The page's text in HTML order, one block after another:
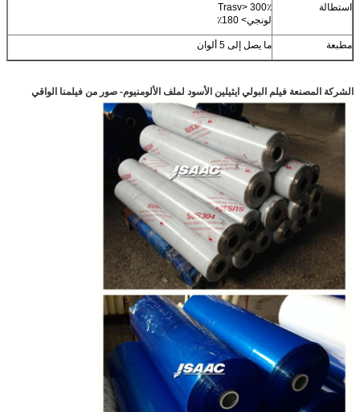
استطالة
Trasv> 300٪
لونجي> 180٪
مطبعة ما يصل إلى 5 ألوان
الشركة المصنعة فيلم البولي ايثيلين الأسود لملف الألومنيوم- صور من فيلمنا الواقي